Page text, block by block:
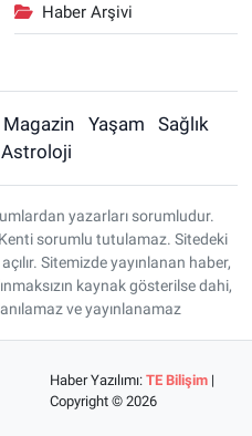
Haber Arşivi
Magazin Yaşam
Sağlık
Astroloji
yazarları sorumludur.
sorumlu tutulamaz. Sitedeki
Sitemizde yayınlanan haber,
kaynak gösterilse dahi,
ve yayınlanamaz
Haber Yazılımı:TE Bilişim |
Copyright © 2026